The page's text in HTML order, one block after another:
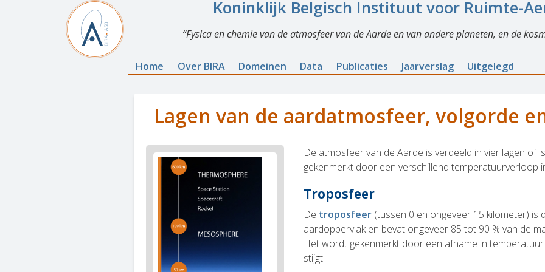
Koninklijk Belgisch Instituut voor Ruimte-
Fysica en chemie van de atmosfeer van de Aarde en van andere planeten, en de
Home Over BIRA Domeinen Data Publicaties Jaarverslag Uitgelegd
Lagen van de aardatmosfeer, volgorde
De atmosfeer van de Aarde is verdeeld in vier lagen of
gekenmerkt door een verschillend temperatuurverloop
Troposfeer
De troposfeer (tussen 0 en ongeveer 15 kilometer) is
aardoppervlak en bevat ongeveer 85 tot 90 % van de
Het wordt gekenmerkt door een afname in
stijgt.